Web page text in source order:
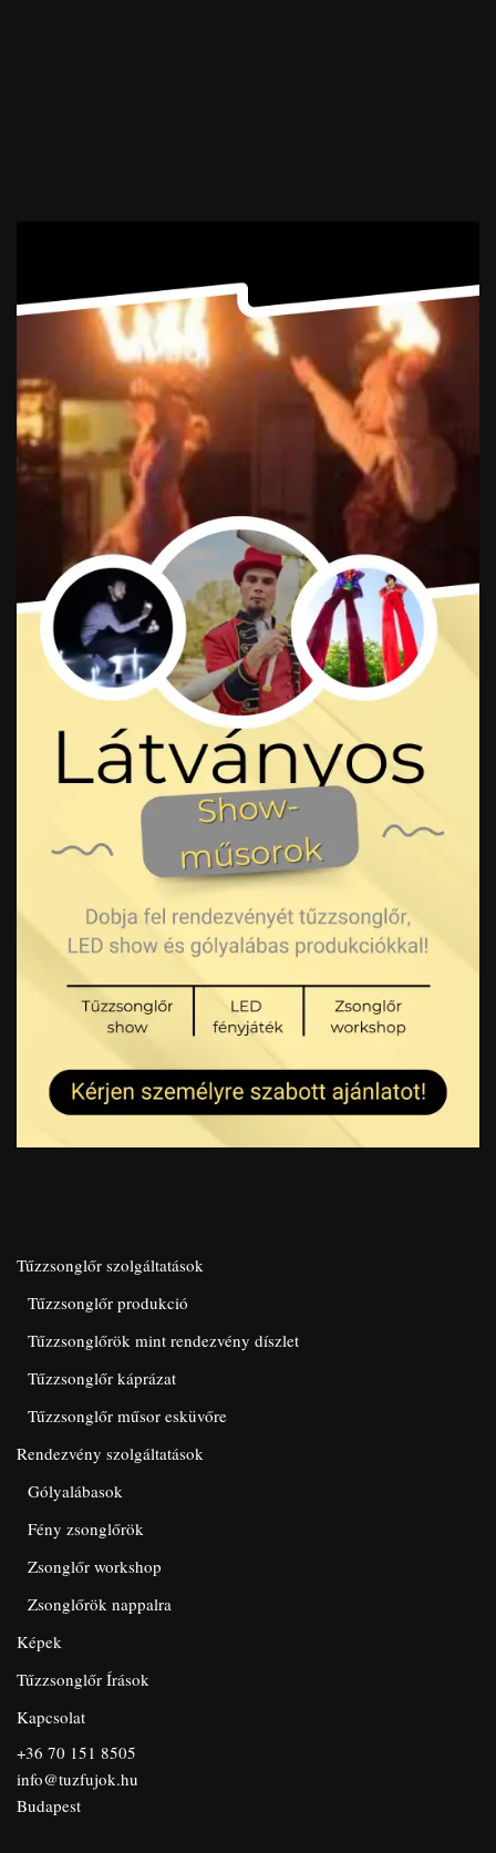
Tűzzsonglőr szolgáltatások
Tűzzsonglőr produkció
Tűzzsonglőrök mint rendezvény díszlet
Tűzzsonglőr káprázat
Tűzzsonglőr műsor esküvőre
Rendezvény szolgáltatások
Gólyalábasok
Fény zsonglőrök
Zsonglőr workshop
Zsonglőrök nappalra
Képek
Tűzzsonglőr Írások
Kapcsolat
+36 70 151 8505
info@tuzfujok.hu
Budapest